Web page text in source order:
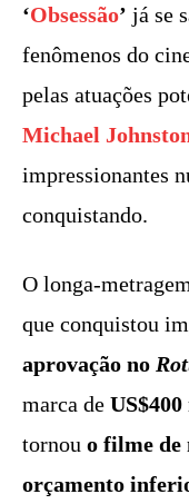
‘Obsessão’ já se
fenômenos do
pelas atuações
Michael
impressionantes
conquistando.
O longa-
que conquistou
aprovação no
marca de
tornou o filme de
orçamento